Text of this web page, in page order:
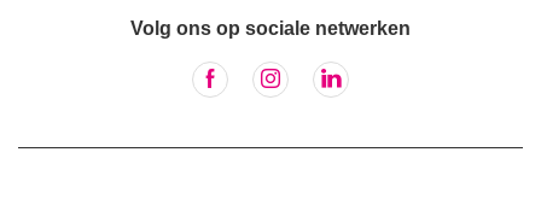
Volg ons op sociale netwerken